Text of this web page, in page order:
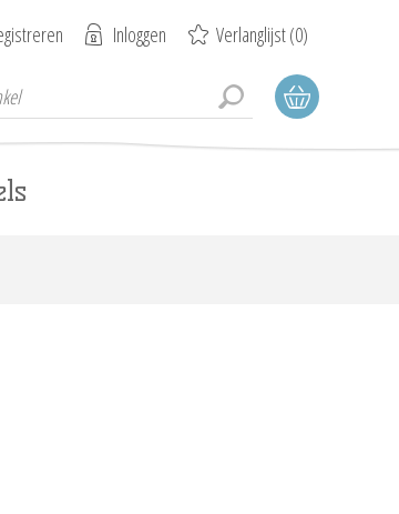
Inloggen Verlanglijst(0)